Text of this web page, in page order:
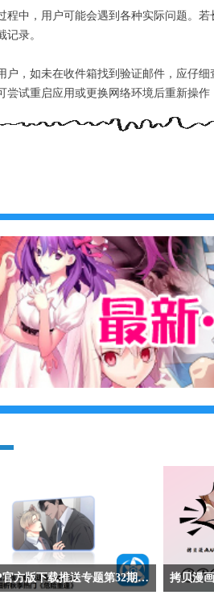
程中，用户可能会遇到各种实际问题。
记录。
户，如未在收件箱找到验证邮件，应仔
尝试重启应用或更换网络环境后重新操
拷贝漫画APP官方版下载推送专题第32期-拷贝漫画下载细析秋季热门《危险重逢》